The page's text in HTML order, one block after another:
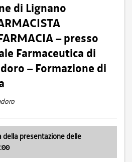
di Lignano
– presso
Farmaceutica di
– Formazione di
della presentazione delle